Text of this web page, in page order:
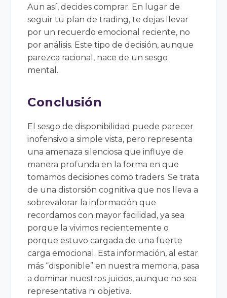
Aun así, decides comprar. En lugar de
seguir tu plan de trading, te dejas llevar
por un recuerdo emocional reciente, no
por análisis. Este tipo de decisión, aunque
parezca racional, nace de un sesgo
mental.
Conclusión
El sesgo de disponibilidad puede parecer
inofensivo a simple vista, pero representa
una amenaza silenciosa que influye de
manera profunda en la forma en que
tomamos decisiones como traders. Se trata
de una distorsión cognitiva que nos lleva a
sobrevalorar la información que
recordamos con mayor facilidad, ya sea
porque la vivimos recientemente o
porque estuvo cargada de una fuerte
carga emocional. Esta información, al estar
más “disponible” en nuestra memoria, pasa
a dominar nuestros juicios, aunque no sea
representativa ni objetiva.